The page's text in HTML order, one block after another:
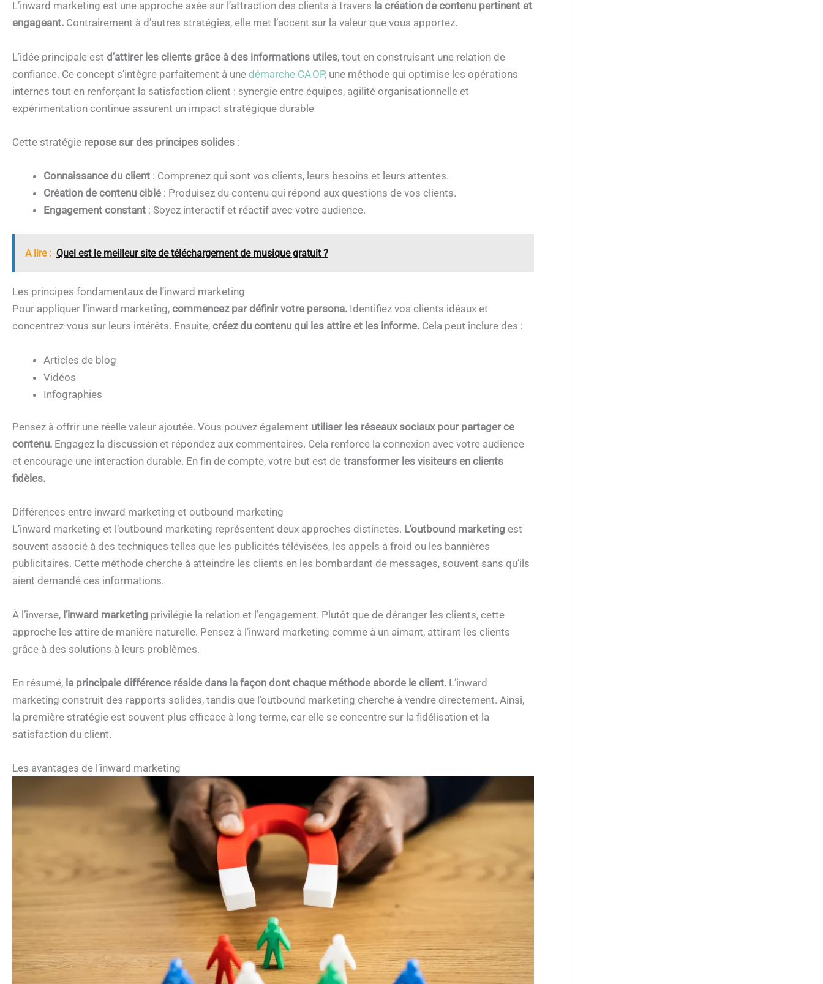
L’inward marketing est une approche axée sur l’attraction des clients à travers la création de contenu pertinent et
engageant. Contrairement à d’autres stratégies, elle met l’accent sur la valeur que vous apportez.
L’idée principale est d’attirer les clients grâce à des informations utiles, tout en construisant une relation de
confiance. Ce concept s’intègre parfaitement à une démarche CA OP, une méthode qui optimise les opérations
internes tout en renforçant la satisfaction client : synergie entre équipes, agilité organisationnelle et
expérimentation continue assurent un impact stratégique durable
Cette stratégie repose sur des principes solides :
Connaissance du client : Comprenez qui sont vos clients, leurs besoins et leurs attentes.
Création de contenu ciblé : Produisez du contenu qui répond aux questions de vos clients.
Engagement constant : Soyez interactif et réactif avec votre audience.
A lire : Quel est le meilleur site de téléchargement de musique gratuit ?
Les principes fondamentaux de l’inward marketing
Pour appliquer l’inward marketing, commencez par définir votre persona. Identifiez vos clients idéaux et
concentrez-vous sur leurs intérêts. Ensuite, créez du contenu qui les attire et les informe. Cela peut inclure des :
Articles de blog
Vidéos
Infographies
Pensez à offrir une réelle valeur ajoutée. Vous pouvez également utiliser les réseaux sociaux pour partager ce
contenu. Engagez la discussion et répondez aux commentaires. Cela renforce la connexion avec votre audience
et encourage une interaction durable. En fin de compte, votre but est de transformer les visiteurs en clients
fidèles.
Différences entre inward marketing et outbound marketing
L’inward marketing et l’outbound marketing représentent deux approches distinctes. L’outbound marketing est
souvent associé à des techniques telles que les publicités télévisées, les appels à froid ou les bannières
publicitaires. Cette méthode cherche à atteindre les clients en les bombardant de messages, souvent sans qu’ils
aient demandé ces informations.
À l’inverse, l’inward marketing privilégie la relation et l’engagement. Plutôt que de déranger les clients, cette
approche les attire de manière naturelle. Pensez à l’inward marketing comme à un aimant, attirant les clients
grâce à des solutions à leurs problèmes.
En résumé, la principale différence réside dans la façon dont chaque méthode aborde le client. L’inward
marketing construit des rapports solides, tandis que l’outbound marketing cherche à vendre directement. Ainsi,
la première stratégie est souvent plus efficace à long terme, car elle se concentre sur la fidélisation et la
satisfaction du client.
Les avantages de l’inward marketing